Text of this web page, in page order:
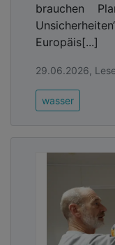
brauchen
Europäis[...]
29.06.2026,
wasser